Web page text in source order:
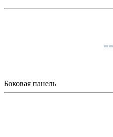
Боковая панель